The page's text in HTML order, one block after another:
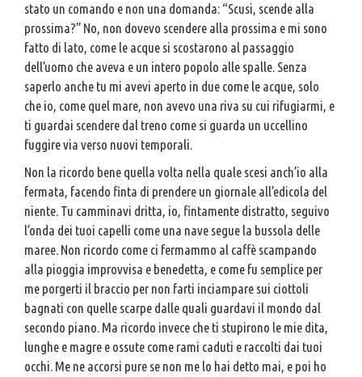
stato un comando e non una domanda: “Scusi, scende alla
prossima?” No, non dovevo scendere alla prossima e mi sono
fatto di lato, come le acque si scostarono al passaggio
dell’uomo che aveva e un intero popolo alle spalle. Senza
saperlo anche tu mi avevi aperto in due come le acque, solo
che io, come quel mare, non avevo una riva su cui rifugiarmi, e
ti guardai scendere dal treno come si guarda un uccellino
fuggire via verso nuovi temporali.
Non la ricordo bene quella volta nella quale scesi anch’io alla
fermata, facendo finta di prendere un giornale all’edicola del
niente. Tu camminavi dritta, io, fintamente distratto, seguivo
l’onda dei tuoi capelli come una nave segue la bussola delle
maree. Non ricordo come ci fermammo al caffè scampando
alla pioggia improvvisa e benedetta, e come fu semplice per
me porgerti il braccio per non farti inciampare sui ciottoli
bagnati con quelle scarpe dalle quali guardavi il mondo dal
secondo piano. Ma ricordo invece che ti stupirono le mie dita,
lunghe e magre e ossute come rami caduti e raccolti dai tuoi
occhi. Me ne accorsi pure se non me lo hai detto mai, e poi ho